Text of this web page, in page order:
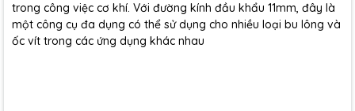
trong công việc cơ khí. Với đường kính đầu khẩu 11mm, đây là
một công cụ đa dụng có thể sử dụng cho nhiều loại bu lông và
ốc vít trong các ứng dụng khác nhau